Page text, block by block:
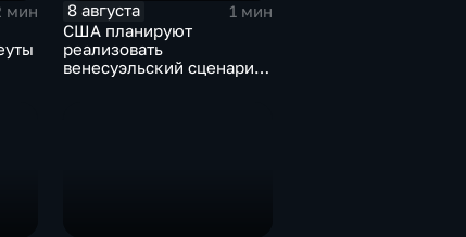
мин
8 августа
1 мин
США планируют
реализовать
венесуэльский сценарий